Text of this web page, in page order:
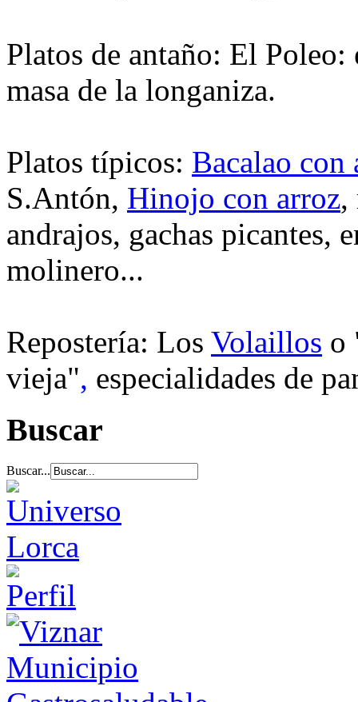
Platos de antaño: El Poleo:
masa de la longaniza.
Platos típicos: Bacalao con
S.Antón, Hinojo con arroz,
andrajos, gachas picantes,
molinero...
Repostería: Los Volaillos o
vieja", especialidades de
Buscar
Buscar...